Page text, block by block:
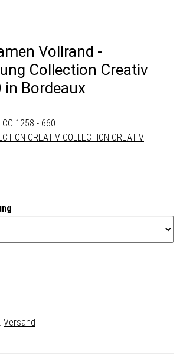
Vollrand -
Collection Creativ
in Bordeaux
CC 1258 - 660
COLLECTION CREATIV
Versand